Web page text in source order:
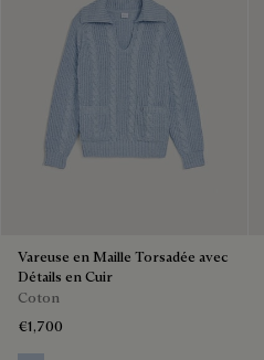
Vareuse en Maille Torsadée avec
Détails en Cuir
Coton
€1,700